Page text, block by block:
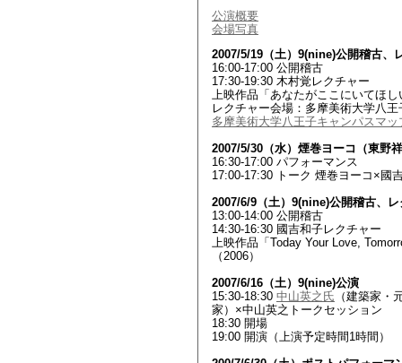
公演概要
会場写真
2007/5/19（土）9(nine)公開稽古、
16:00-17:00 公開稽古
17:30-19:30 木村覚レクチャー
上映作品「あなたがここにいてほ
レクチャー会場：多摩美術大学八
多摩美術大学八王子キャンパスマッ
2007/5/30（水）煙巻ヨーコ（東野
16:30-17:00 パフォーマンス
17:00-17:30 トーク 煙巻ヨーコ×國
2007/6/9（土）9(nine)公開稽古、
13:00-14:00 公開稽古
14:30-16:30 國吉和子レクチャー
上映作品「Today Your Love,
（2006）
2007/6/16（土）9(nine)公演
15:30-18:30 中山英之氏 （建築家
家）×中山英之トークセッション
18:30 開場
19:00 開演（上演予定時間1時間）